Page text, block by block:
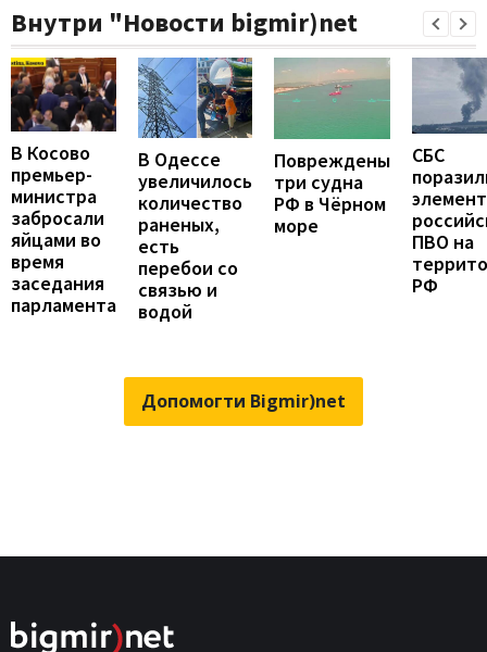
Внутри "Новости bigmir)net
В Косово
премьер-
министра
забросали
яйцами во
время
заседания
парламента
В Одессе
увеличилось
количество
раненых,
есть
перебои со
связью и
водой
Повреждены
три судна
РФ в Чёрном
море
СБС
ПВО на
РФ
Допомогти Bigmir)net